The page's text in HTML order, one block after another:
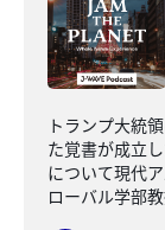
トランプ大統
た覚書が成立
について現代
ローバル学部